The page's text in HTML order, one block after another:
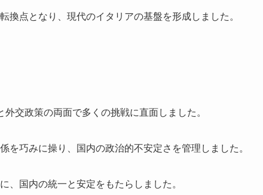
点となり、現代のイタリアの基盤を形成しました。
交政策の両面で多くの挑戦に直面しました。
巧みに操り、国内の政治的不安定さを管理しました。
、国内の統一と安定をもたらしました。